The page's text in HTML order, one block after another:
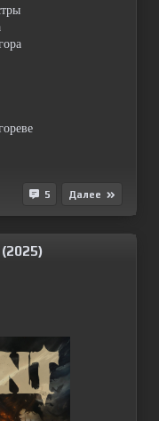
5 Далее